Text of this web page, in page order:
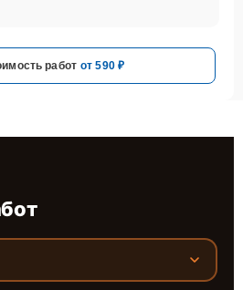
работ от 590 ₽